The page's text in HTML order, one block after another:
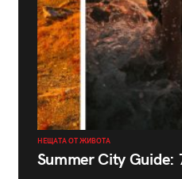
НЕЩАТА ОТ ЖИВОТА
Summer City Guide: